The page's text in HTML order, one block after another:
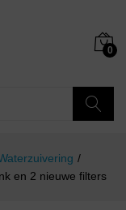
0
/
en 2 nieuwe filters